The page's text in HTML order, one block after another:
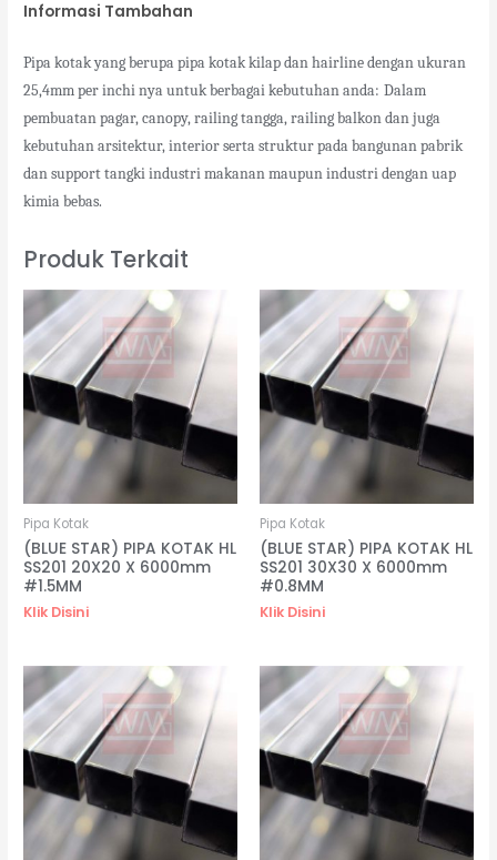
Informasi Tambahan
Pipa kotak yang berupa pipa kotak kilap dan hairline dengan ukuran
25,4mm per inchi nya untuk berbagai kebutuhan anda: Dalam
pembuatan pagar, canopy, railing tangga, railing balkon dan juga
kebutuhan arsitektur, interior serta struktur pada bangunan pabrik
dan support tangki industri makanan maupun industri dengan uap
kimia bebas.
Produk Terkait
Pipa Kotak
(BLUE STAR) PIPA KOTAK HL
SS201 20X20 X 6000mm
#1.5MM
Klik Disini
Pipa Kotak
(BLUE STAR) PIPA KOTAK HL
SS201 30X30 X 6000mm
#0.8MM
Klik Disini